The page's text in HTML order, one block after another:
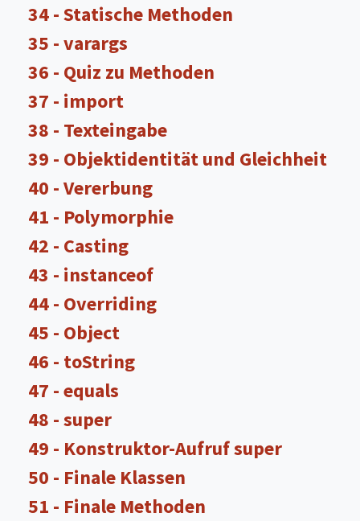
34 - Statische Methoden
35 - varargs
36 - Quiz zu Methoden
37 - import
38 - Texteingabe
39 - Objektidentität und Gleichheit
40 - Vererbung
41 - Polymorphie
42 - Casting
43 - instanceof
44 - Overriding
45 - Object
46 - toString
47 - equals
48 - super
49 - Konstruktor-Aufruf super
50 - Finale Klassen
51 - Finale Methoden